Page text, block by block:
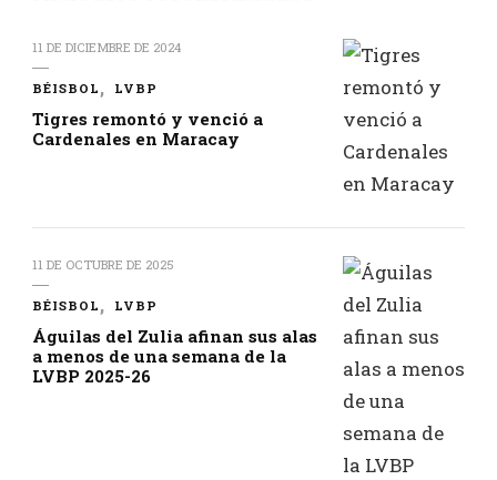
11 DE DICIEMBRE DE 2024
BÉISBOL LVBP
Tigres remontó y venció a
Cardenales en Maracay
11 DE OCTUBRE DE 2025
BÉISBOL LVBP
Águilas del Zulia afinan sus alas
a menos de una semana de la
LVBP 2025-26